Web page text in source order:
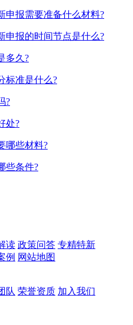
申报需要准备什么材料?
申报的时间节点是什么?
多久?
标准是什么?
?
处?
哪些材料?
些条件?
读 政策问答 专精特新
例 网站地图
队 荣誉资质 加入我们